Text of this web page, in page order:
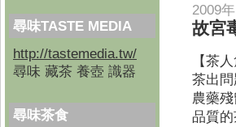
尋味TASTE MEDIA
http://tastemedia.tw/
尋味 藏茶 養壺 識器
尋味茶食
2009
故宮
【茶
茶出
農藥
品質的